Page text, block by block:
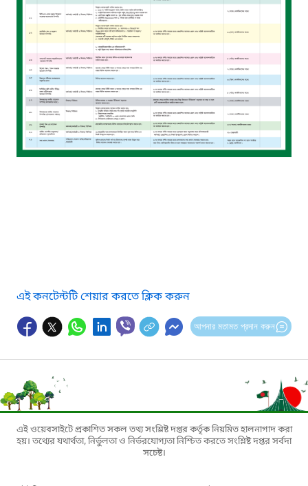
এই কনটেন্টটি শেয়ার করতে ক্লিক করুন
আপনার মতামত প্রদান করুন
এই ওয়েবসাইটে প্রকাশিত সকল তথ্য সংশ্লিষ্ট দপ্তর কর্তৃক নিয়মিত হালনাগাদ করা
হয়। তথ্যের যথার্থতা, নির্ভুলতা ও নির্ভরযোগ্যতা নিশ্চিত করতে সংশ্লিষ্ট দপ্তর সর্বদা
সচেষ্ট।